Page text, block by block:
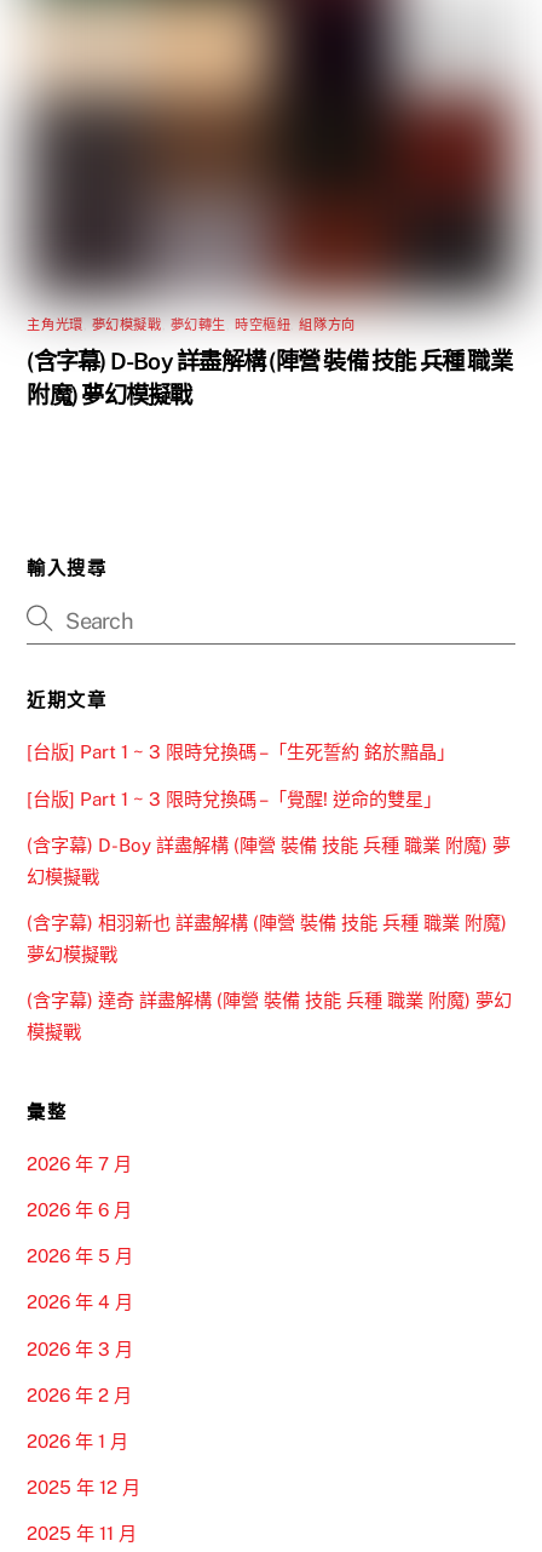
主角光環 夢幻模擬戰 夢幻轉生 時空樞紐 ,組隊方向
(含字幕) D-Boy 詳盡解構 (陣營 裝備 技能 兵種 職業
附魔) 夢幻模擬戰
輸入搜尋
近期文章
[台版] Part 1 ~ 3 限時兌換碼 –「生死誓約 銘於黯晶」
[台版] Part 1 ~ 3 限時兌換碼 –「覺醒! 逆命的雙星」
(含字幕) D-Boy 詳盡解構 (陣營 裝備 技能 兵種 職業 附魔) 夢
幻模擬戰
(含字幕) 相羽新也 詳盡解構 (陣營 裝備 技能 兵種 職業 附魔)
夢幻模擬戰
(含字幕) 達奇 詳盡解構 (陣營 裝備 技能 兵種 職業 附魔) 夢幻
模擬戰
彙整
2026 年 7 月
2026 年 6 月
2026 年 5 月
2026 年 4 月
2026 年 3 月
2026 年 2 月
2026 年 1 月
2025 年 12 月
2025 年 11 月